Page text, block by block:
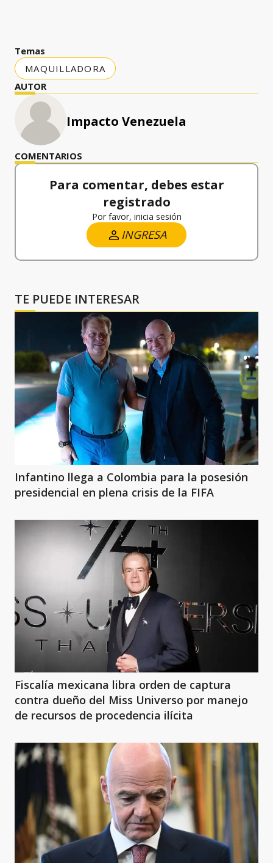
Temas
MAQUILLADORA
AUTOR
Impacto Venezuela
COMENTARIOS
Para comentar, debes estar
registrado
Por favor, inicia sesión
INGRESA
TE PUEDE INTERESAR
Infantino llega a Colombia para la posesión
presidencial en plena crisis de la FIFA
Fiscalía mexicana libra orden de captura
contra dueño del Miss Universo por manejo
de recursos de procedencia ilícita